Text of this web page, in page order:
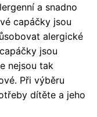
a snadno
capáčky jsou
alergické
jsou
nejsou tak
Při výběru
dítěte a jeho